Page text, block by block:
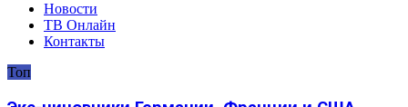
Новости
ТВ Онлайн
Контакты
Топ